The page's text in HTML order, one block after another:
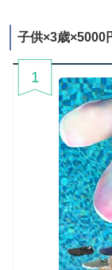
子供×3歳×5000
1